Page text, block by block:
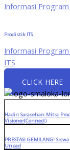
Informasi
Prodistik ITS
Informasi
ITS
CLICK HERE
Hadiri Sarasehan Mitra
Visioner(Connect)
PRESTASI GEMILANG!
Unpad